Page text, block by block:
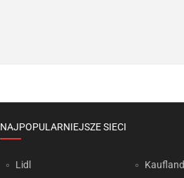
NAJPOPULARNIEJSZE SIECI
Lidl Kaufland